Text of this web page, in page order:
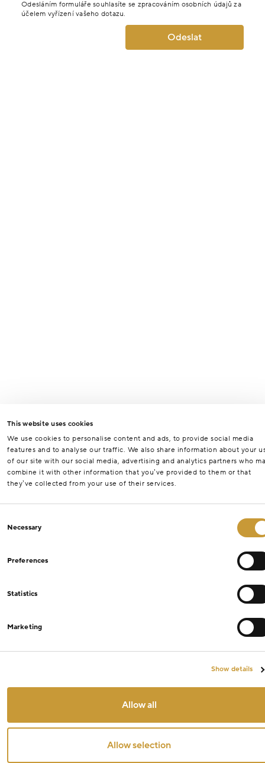
This website uses cookies
We use cookies to personalise content and ads, to provide social media
features and to analyse our traffic. We also share information about your
of our site with our social media, advertising and analytics partners who
combine it with other information that you’ve provided to them or that
they’ve collected from your use of their services.
Selection
Necessary
Preferences
Statistics
Marketing
Show details
Allow all
Allow selection
Odesláním formuláře souhlasíte se zpracováním osobních údajů za
účelem vyřízení vašeho dotazu.
Odeslat